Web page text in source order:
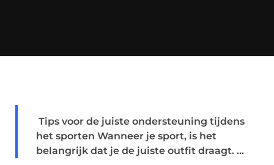
Tips voor de juiste ondersteuning tijdens
het sporten Wanneer je sport, is het
belangrijk dat je de juiste outfit draagt. ...